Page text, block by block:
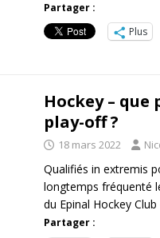
Partager :
Plus
Hockey –
play-off ?
18 mars 2022
Qualifiés in extremis
longtemps fréquenté
du Epinal Hockey
Partager :